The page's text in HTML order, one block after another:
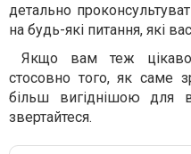
детально
на будь-які питання, які
Якщо вам теж цікаво
стосовно того, як саме
більш вигіднішою для
звертайтеся.